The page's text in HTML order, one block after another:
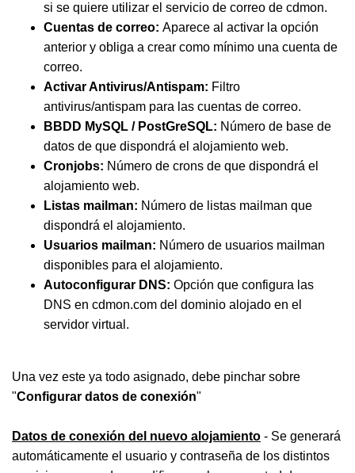
si se quiere utilizar el servicio de correo de cdmon.
Cuentas de correo: Aparece al activar la opción
anterior y obliga a crear como mínimo una cuenta de
correo.
Activar Antivirus/Antispam: Filtro
antivirus/antispam para las cuentas de correo.
BBDD MySQL / PostGreSQL: Número de base de
datos de que dispondrá el alojamiento web.
Cronjobs: Número de crons de que dispondrá el
alojamiento web.
Listas mailman: Número de listas mailman que
dispondrá el alojamiento.
Usuarios mailman: Número de usuarios mailman
disponibles para el alojamiento.
Autoconfigurar DNS: Opción que configura las
DNS en cdmon.com del dominio alojado en el
servidor virtual.
Una vez este ya todo asignado, debe pinchar sobre
"Configurar datos de conexión"
Datos de conexión del nuevo alojamiento - Se generará
automáticamente el usuario y contraseña de los distintos